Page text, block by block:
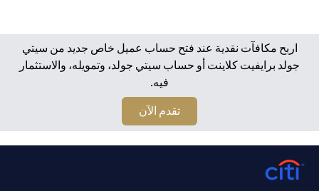
اربح مكافآت نقدية عند فتح حساب عميل خاص جديد من سيتي
جولد برايفيت كلاينت أو حساب سيتي جولد، وتمويله، والاستثمار
فيه.
تقدم الآن